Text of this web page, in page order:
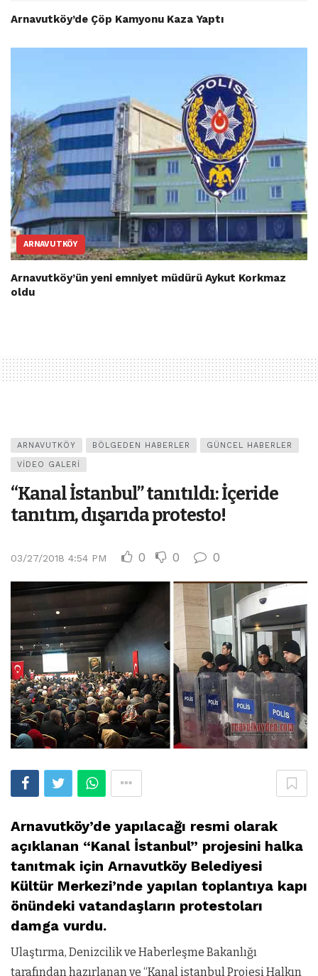
Arnavutköy’de Çöp Kamyonu Kaza Yaptı
ARNAVUTKÖY
Arnavutköy’ün yeni emniyet müdürü Aykut Korkmaz
oldu
ARNAVUTKÖY BÖLGEDEN HABERLER GÜNCEL HABERLER
VIDEO GALERI
“Kanal İstanbul” tanıtıldı: İçeride
tanıtım, dışarıda protesto!
03/27/2018 4:54 PM 0 0 0
Arnavutköy’de yapılacağı resmi olarak
açıklanan “Kanal İstanbul” projesini halka
tanıtmak için Arnavutköy Belediyesi
Kültür Merkezi’nde yapılan toplantıya kapı
önündeki vatandaşların protestoları
damga vurdu.
Ulaştırma, Denizcilik ve Haberleşme Bakanlığı
tarafından hazırlanan ve “Kanal istanbul Projesi Halkın